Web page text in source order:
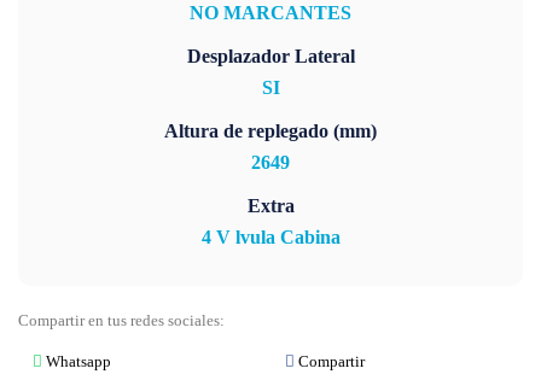
NO MARCANTES
Desplazador Lateral
SI
Altura de replegado (mm)
2649
Extra
4 V lvula Cabina
Compartir en tus redes sociales:
Whatsapp Compartir